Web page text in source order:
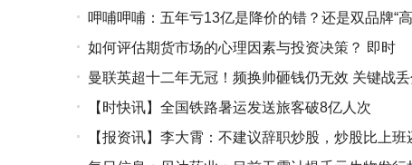
呷哺呷哺：五年亏13亿是降价的错？还是双品牌“
如何评估期货市场的心理因素与投资决策？ 即时
曼联英超十二年无冠！频换帅砸钱仍无效 关键战
【时快讯】全国铁路暑运发送旅客破8亿人次
【报资讯】李大霄：不建议辞职炒股，炒股比上班